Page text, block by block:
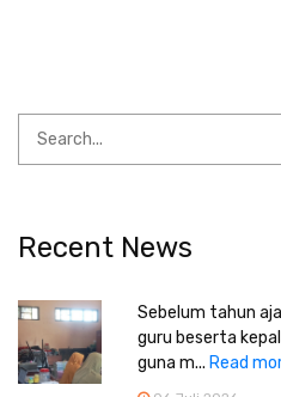
Recent News
Sebelum tahun
guru beserta
guna m... Read